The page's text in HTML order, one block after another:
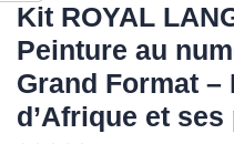
Kit ROYAL
Peinture au
Grand Format –
d’Afrique et ses